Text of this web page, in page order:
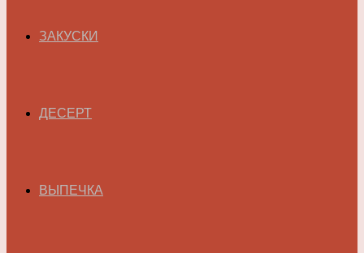
ЗАКУСКИ
ДЕСЕРТ
ВЫПЕЧКА